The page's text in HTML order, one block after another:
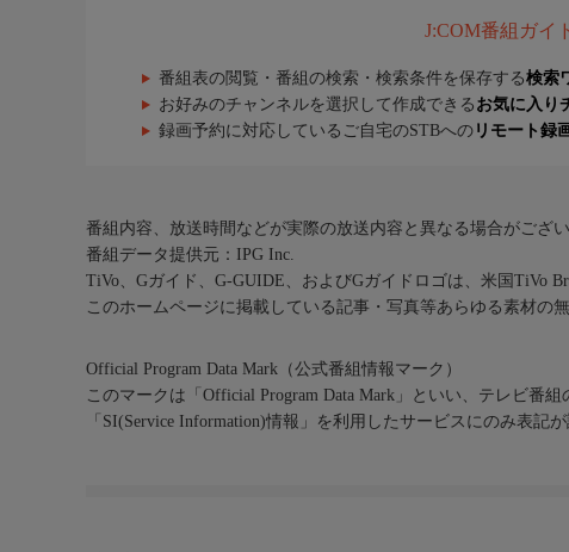
J:COM番組ガイ
番組表の閲覧・番組の検索・検索条件を保存する検索
お好みのチャンネルを選択して作成できる お気に入り
録画予約に対応しているご自宅のSTBへの リモート録
番組内容、放送時間などが実際の放送内容と異なる場合がござい
番組データ提供元：IPG Inc.
TiVo、Gガイド、G-GUIDE、およびGガイドロゴは、米国TiVo
このホームページに掲載している記事・写真等あらゆる素材の
Official Program Data Mark（公式番組情報マーク）
このマークは「Official Program Data Mark」といい、テレビ番組
「SI(Service Information)情報」を利用したサービスにのみ表記